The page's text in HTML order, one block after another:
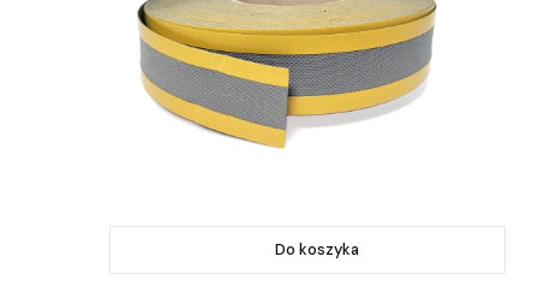
Do koszyka